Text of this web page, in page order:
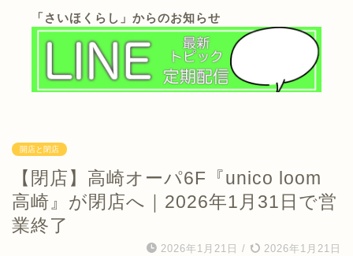
「さいほくらし」からのお知らせ
開店と閉店
【閉店】高崎オーパ6F『unico loom
高崎』が閉店へ｜2026年1月31日で営
業終了
2026年1月21日 / 2026年1月21日